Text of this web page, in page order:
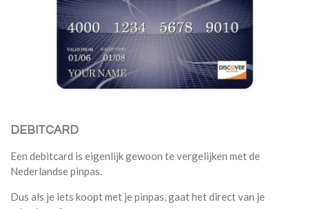
DEBITCARD
Een debitcard is eigenlijk gewoon te vergelijken met de
Nederlandse pinpas.
Dus als je iets koopt met je pinpas, gaat het direct van je